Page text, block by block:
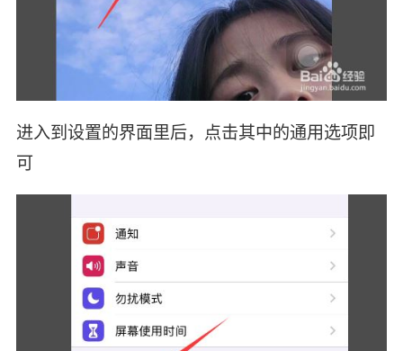
进入到设置的界面里后，点击其中的通用选项即
可